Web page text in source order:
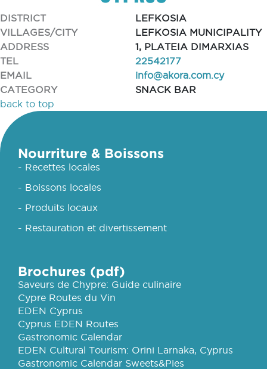
DISTRICT
LEFKOSIA
VILLAGES/CITY
LEFKOSIA MUNICIPALITY
ADDRESS
1, PLATEIA DIMARXIAS
TEL
22542177
EMAIL
info@akora.com.cy
CATEGORY
SNACK BAR
back to top
Nourriture & Boissons
- Recettes locales
- Boissons locales
- Produits locaux
- Restauration et divertissement
Brochures (pdf)
Saveurs de Chypre: Guide culinaire
Cypre Routes du Vin
EDEN Cyprus
Cyprus EDEN Routes
Gastronomic Calendar
EDEN Cultural Tourism: Orini Larnaka, Cyprus
Gastronomic Calendar Sweets&Pies